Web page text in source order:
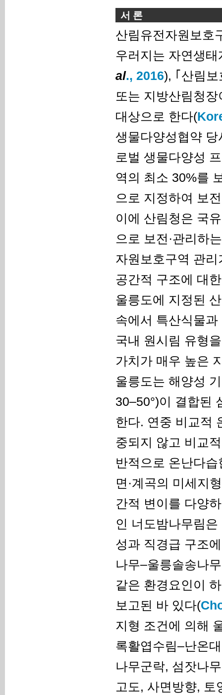
서 론
산림유전자원보호
우러지는 자연생
al., 2016), ｢산림
또는 지방산림청
대상으로 한다(
생물다양성협약
로벌 생물다양성
역의 최소 30%를
으로 지정하여 보
이에 산림청은 국
으로 보전·관리하
자원보호구역 관
공간적 구조에 대
울릉도에 지정된
속에서 특산식물
국내 원시림 유형
가치가 매우 높은
울릉도는 해양성
30–50°)이 결합된
한다. 연중 비교적
중되지 않고 비교
반적으로 온난다
면·계곡의 미세지
간적 변이를 다양
인 너도밤나무림
성과 직경급 구조
나무–울릉솔송나
같은 환경요인이
보고된 바 있다(
지형 조건에 의해
록활엽수림–난온
나무군락, 섬잣나
고도, 사면방향,